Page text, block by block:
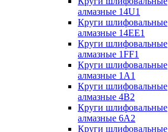
алмазные 14U1
Круги шлифовальные
алмазные 14ЕЕ1
Круги шлифовальные
алмазные 1FF1
Круги шлифовальные
алмазные 1А1
Круги шлифовальные
алмазные 4В2
Круги шлифовальные
алмазные 6A2
Круги шлифовальные